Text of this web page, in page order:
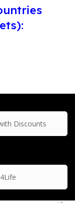
Discounts